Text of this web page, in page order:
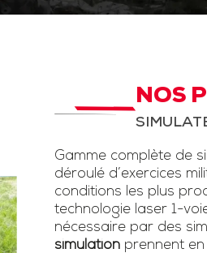
NOS
Gamme complète de
déroulé d’exercices
conditions les plus
technologie laser 1-
nécessaire par des
simulation prennent